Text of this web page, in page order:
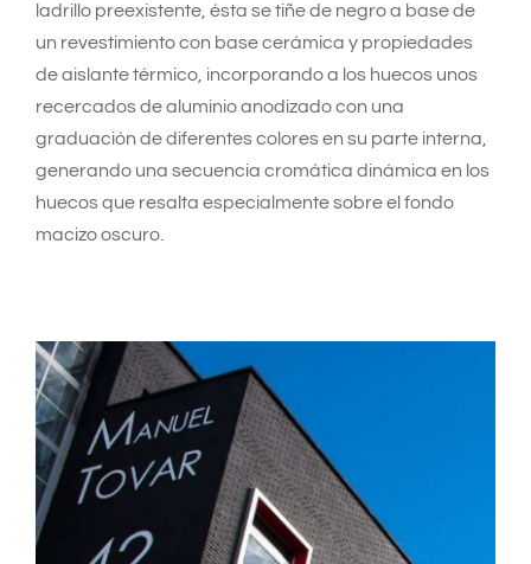
ladrillo preexistente, ésta se tiñe de negro a base de
un revestimiento con base cerámica y propiedades
de aislante térmico, incorporando a los huecos unos
recercados de aluminio anodizado con una
graduación de diferentes colores en su parte interna,
generando una secuencia cromática dinámica en los
huecos que resalta especialmente sobre el fondo
macizo oscuro.